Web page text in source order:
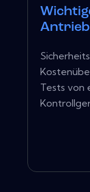
Tests von